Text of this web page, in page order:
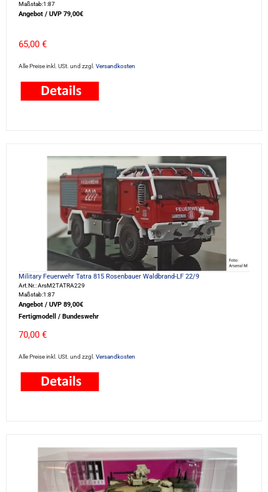
Maßstab:1:87
Angebot / UVP 79,00€
65,00 €
Alle Preise inkl. USt. und zzgl. Versandkosten
Military Feuerwehr Tatra 815 Rosenbauer Waldbrand-LF 22/9
Art.Nr.: ArsM2TATRA229
Maßstab:1:87
Angebot / UVP 89,00€
Fertigmodell / Bundeswehr
70,00 €
Alle Preise inkl. USt. und zzgl. Versandkosten